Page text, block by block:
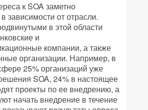
к SOA заметно
зависимости от отрасли.
в этой области
и
компании, а также
организации. Например, в
25% организаций уже
SOA, 24% в настоящее
проекты по ее внедрению, а
начать внедрение в течение